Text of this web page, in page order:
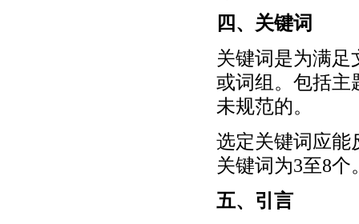
四、关键词
关键词是为满
或词组。包括主
未规范的。
选定关键词应能
关键词为3至8个
五、引言